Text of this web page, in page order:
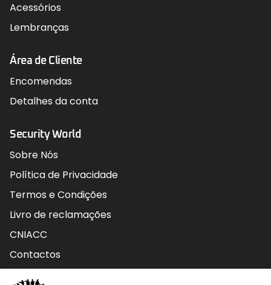
Acessórios
Lembranças
Área de Cliente
Encomendas
Detalhes da conta
Security World
Sobre Nós
Política de Privacidade
Termos e Condições
Livro de reclamações
CNIACC
Contactos